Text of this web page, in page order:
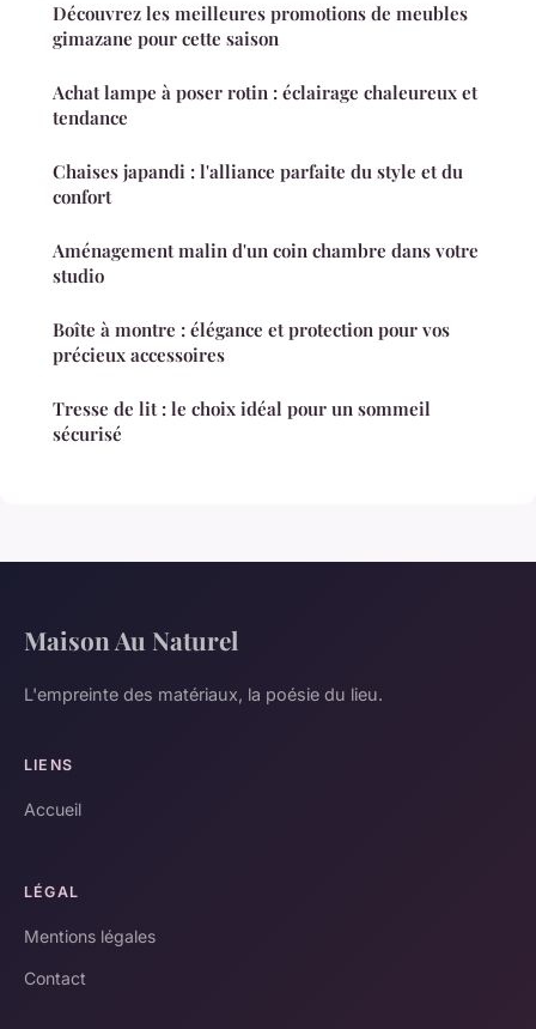
Découvrez les meilleures promotions de meubles
gimazane pour cette saison
Achat lampe à poser rotin : éclairage chaleureux et
tendance
Chaises japandi : l'alliance parfaite du style et du
confort
Aménagement malin d'un coin chambre dans votre
studio
Boîte à montre : élégance et protection pour vos
précieux accessoires
Tresse de lit : le choix idéal pour un sommeil
sécurisé
Maison Au Naturel
L'empreinte des matériaux, la poésie du lieu.
LIENS
Accueil
LÉGAL
Mentions légales
Contact